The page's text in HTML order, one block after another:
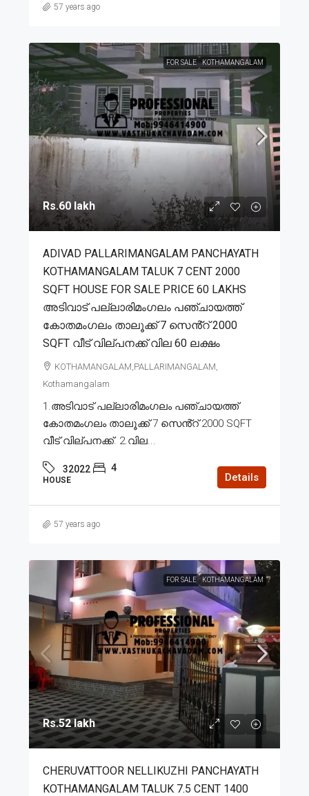
57 years ago
FOR SALE KOTHAMANGALAM
Rs.60 lakh
ADIVAD PALLARIMANGALAM PANCHAYATH
KOTHAMANGALAM TALUK 7 CENT 2000
SQFT HOUSE FOR SALE PRICE 60 LAKHS
അടിവാട് പല്ലാരിമംഗലം പഞ്ചായത്ത്
കോതമംഗലം താലൂക്ക് 7 സെൻ്റ് 2000
SQFT വീട് വില്പനക്ക് വില 60 ലക്ഷം
KOTHAMANGALAM,PALLARIMANGALAM,
Kothamangalam
1.അടിവാട് പല്ലാരിമംഗലം പഞ്ചായത്ത്
കോതമംഗലം താലൂക്ക് 7 സെൻ്റ് 2000 SQFT
വീട് വില്പനക്ക്. 2.വില...
32022 4
HOUSE Details
57 years ago
FOR SALE KOTHAMANGALAM
Rs.52 lakh
CHERUVATTOOR NELLIKUZHI PANCHAYATH
KOTHAMANGALAM TALUK 7.5 CENT 1400